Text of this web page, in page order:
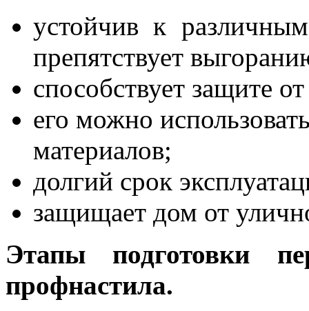
устойчив к
препятствует
способствует защите
его можно
материалов;
долгий срок
защищает дом от
Этапы подготовки
профнастила.